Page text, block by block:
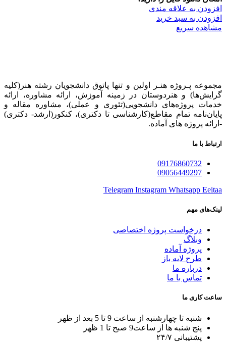
افزودن به علاقه مندی
افزودن به سبد خرید
مشاهده سریع
مجموعه پـروژه‌ هنـر اولین و تنها پاتوق دانشجویان رشته هنر(کلیه
گرایش‌ها) و هنردوستان در زمینه آموزش، ارائه‌ مشاوره‌، ارائه
خدمات پروژه‌های‌ دانشجویی(تئوری و عملی)، مشاوره مقاله و
پایان‌نامه تمام مقاطع(کارشناسی تا دکتری)، کنکور(ارشد- دکتری)
-ارائه پروژه های آماده.
ارتباط با ما
09176860732
09056449297
Telegram Instagram Whatsapp Eeitaa
لینک‌های مهم
درخواست پروژه اختصاصی
وبلاگ
پروژه آماده
طرح لایه باز
درباره ما
تماس با ما
ساعت کاری ما
شنبه تا چهارشنبه از ساعت 9 تا 5 بعد از ظهر
پنج شنبه ها از ساعت9 صبح تا 1 ظهر
پشتیبانی ۲۴/۷